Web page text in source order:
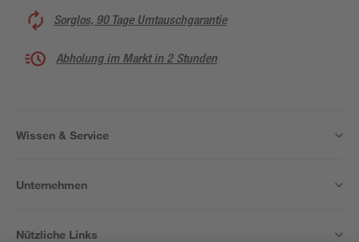
Sorglos, 90 Tage Umtauschgarantie
Abholung im Markt in 2 Stunden
Wissen & Service
Unternehmen
Nützliche Links